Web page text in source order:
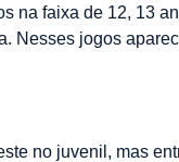
na faixa de 12, 13
Nesses jogos
no juvenil, mas